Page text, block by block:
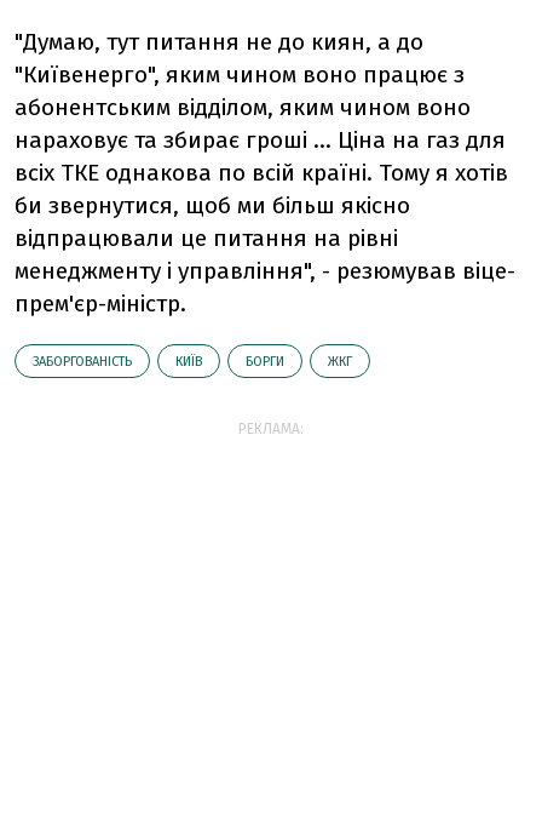
"Думаю, тут питання не до киян, а до
"Київенерго", яким чином воно працює з
абонентським відділом, яким чином воно
нараховує та збирає гроші ... Ціна на газ для
всіх ТКЕ однакова по всій країні. Тому я хотів
би звернутися, щоб ми більш якісно
відпрацювали це питання на рівні
менеджменту і управління", - резюмував віце-
прем'єр-міністр.
ЗАБОРГОВАНІСТЬ КИЇВ БОРГИ ЖКГ
РЕКЛАМА: